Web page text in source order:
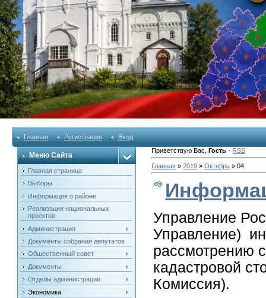
Главная Регистрация Вход
Меню Сайта
Главная страница
Выборы
Информация о районе
Реализация национальных
проектов
Администрация
Документы собрания депутатов
Общественный совет
Документы
Отделы администрации
Экономика
Приветствую Вас ,Гость · RSS
Главная »2019 » Октябрь » 04
Управление
Управление)
рассмотрению
кадастровой
Комиссия).